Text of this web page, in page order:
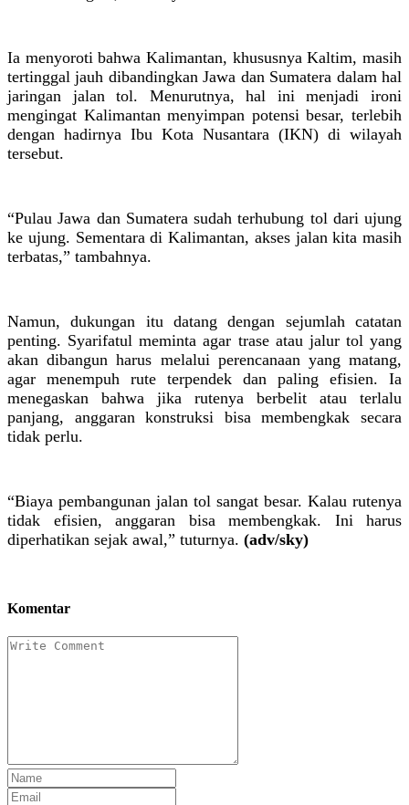
Ia menyoroti bahwa Kalimantan, khususnya Kaltim, masih
tertinggal jauh dibandingkan Jawa dan Sumatera dalam hal
jaringan jalan tol. Menurutnya, hal ini menjadi ironi
mengingat Kalimantan menyimpan potensi besar, terlebih
dengan hadirnya Ibu Kota Nusantara (IKN) di wilayah
tersebut.
“Pulau Jawa dan Sumatera sudah terhubung tol dari ujung
ke ujung. Sementara di Kalimantan, akses jalan kita masih
terbatas,” tambahnya.
Namun, dukungan itu datang dengan sejumlah catatan
penting. Syarifatul meminta agar trase atau jalur tol yang
akan dibangun harus melalui perencanaan yang matang,
agar menempuh rute terpendek dan paling efisien. Ia
menegaskan bahwa jika rutenya berbelit atau terlalu
panjang, anggaran konstruksi bisa membengkak secara
tidak perlu.
“Biaya pembangunan jalan tol sangat besar. Kalau rutenya
tidak efisien, anggaran bisa membengkak. Ini harus
diperhatikan sejak awal,” tuturnya. (adv/sky)
Komentar